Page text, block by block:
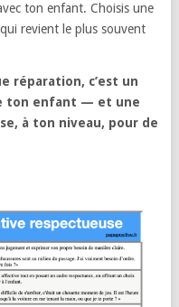
ton enfant. Choisis une
revient le plus souvent
réparation, c’est un
ton enfant — et une
à ton niveau, pour de